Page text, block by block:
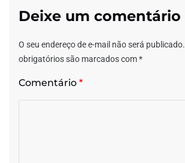
Deixe um comentário
O seu endereço de e-mail não será publicado.
obrigatórios são marcados com*
Comentário *